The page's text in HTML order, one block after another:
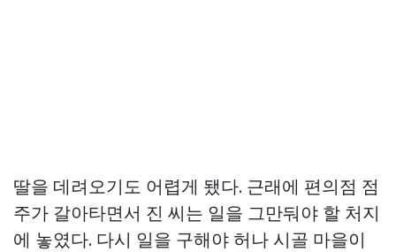
딸을 데려오기도 어렵게 됐다. 근래에 편의점 점
주가 갈아타면서 진 씨는 일을 그만둬야 할 처지
에 놓였다. 다시 일을 구해야 허나 시골 마을이